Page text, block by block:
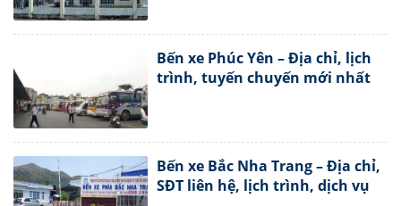
Bến xe Phúc Yên – Địa chỉ, lịch
trình, tuyến chuyến mới nhất
Bến xe Bắc Nha Trang – Địa chỉ,
SĐT liên hệ, lịch trình, dịch vụ